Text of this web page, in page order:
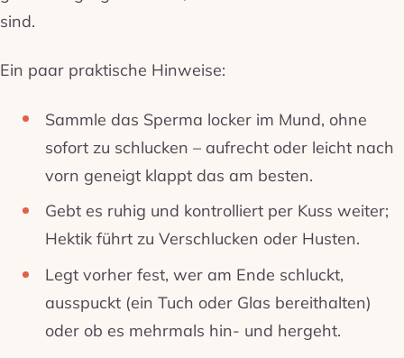
sind.
Ein paar praktische Hinweise:
Sammle das Sperma locker im Mund, ohne
sofort zu schlucken – aufrecht oder leicht nach
vorn geneigt klappt das am besten.
Gebt es ruhig und kontrolliert per Kuss weiter;
Hektik führt zu Verschlucken oder Husten.
Legt vorher fest, wer am Ende schluckt,
ausspuckt (ein Tuch oder Glas bereithalten)
oder ob es mehrmals hin- und hergeht.